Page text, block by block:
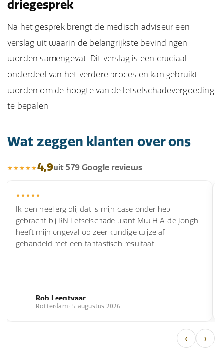
driegesprek
Na het gesprek brengt de medisch adviseur een
verslag uit waarin de belangrijkste bevindingen
worden samengevat. Dit verslag is een cruciaal
onderdeel van het verdere proces en kan gebruikt
worden om de hoogte van de letselschadevergoeding
te bepalen.
Wat zeggen klanten over ons
4,9uit 579 Google reviews
Ik ben heel erg blij dat is mijn case onder heb
gebracht bij RN Letselschade want Mw H.A. de Jongh
heeft mijn ongeval op zeer kundige wijze af
gehandeld met een fantastisch resultaat.
Rob Leentvaar
Rotterdam · 5 augustus 2026
‹ ›